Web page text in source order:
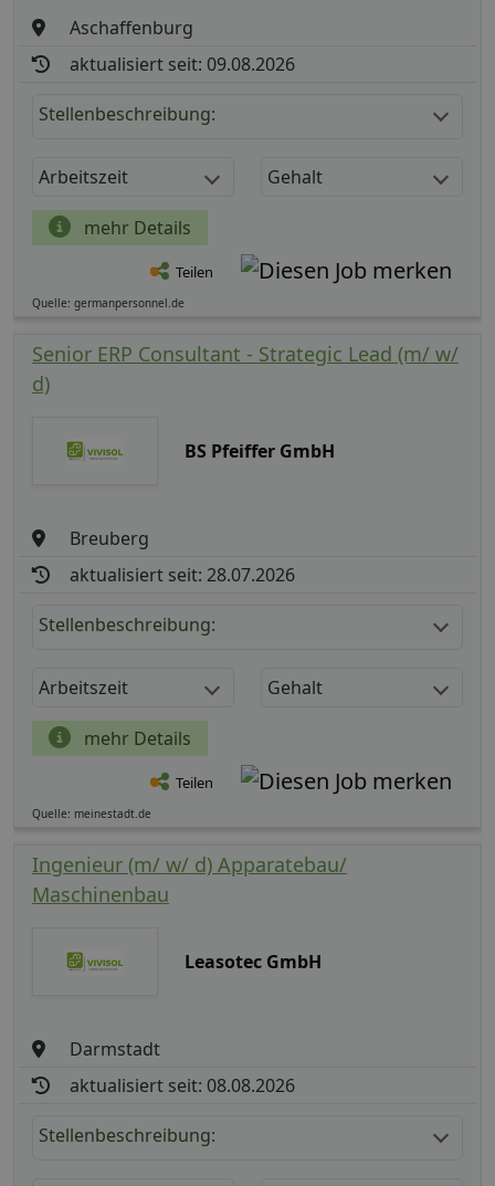
Aschaffenburg
aktualisiert seit: 09.08.2026
Stellenbeschreibung:
Arbeitszeit Gehalt
mehr Details
Teilen
Quelle: germanpersonnel.de
Senior ERP Consultant - Strategic Lead (m/ w/
d)
BS Pfeiffer GmbH
Breuberg
aktualisiert seit: 28.07.2026
Stellenbeschreibung:
Arbeitszeit Gehalt
mehr Details
Teilen
Quelle: meinestadt.de
Ingenieur (m/ w/ d) Apparatebau/
Maschinenbau
Leasotec GmbH
Darmstadt
aktualisiert seit: 08.08.2026
Stellenbeschreibung: